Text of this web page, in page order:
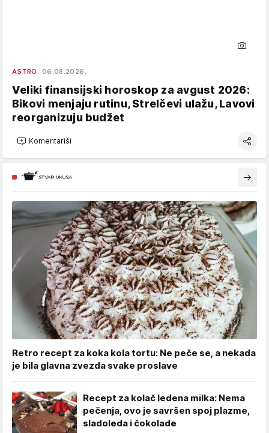
ASTRO 06.08.2026.
Veliki finansijski horoskop za avgust 2026:
Bikovi menjaju rutinu, Strelčevi ulažu, Lavovi
reorganizuju budžet
Komentariši
Retro recept za koka kola tortu: Ne peče se, a nekada
je bila glavna zvezda svake proslave
Recept za kolač ledena milka: Nema
pečenja, ovo je savršen spoj plazme,
sladoleda i čokolade